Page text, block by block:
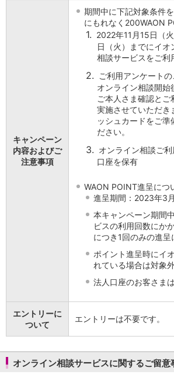
WEB即時決済サービス
手数料
金利
キャンペーン
茨城県
埼玉県
千葉県
キャンペーン
内容およびご
注意事項
期間中に下記対象条件
にもれなく200WAON
1. 2022年11月15日（
日（火）までにイ
相談サービスをご利
2.
ご利用アンケートの
オンライン相談開始
ご本人さま確認と
実施させていただき
ッシュカードをご準
ださい。
3. オンライン相談ご
口座を保有
WAON POINT進呈につ
進呈期間：2023年3
本キャンペーン期間
ビスの利用回数にか
につき1回のみの進呈
ポイント進呈時にイ
れている場合は対象
法人口座のお客さま
エントリーに
ついて
エントリーは不要です。
オンライン相談サービスに関するご留意